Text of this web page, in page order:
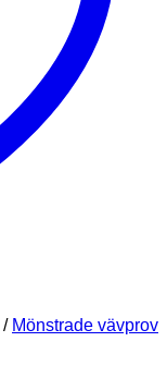
/ Mönstrade vävprov